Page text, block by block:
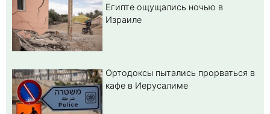
Египте ощущались ночью в
Израиле
Ортодоксы пытались прорваться в
кафе в Иерусалиме